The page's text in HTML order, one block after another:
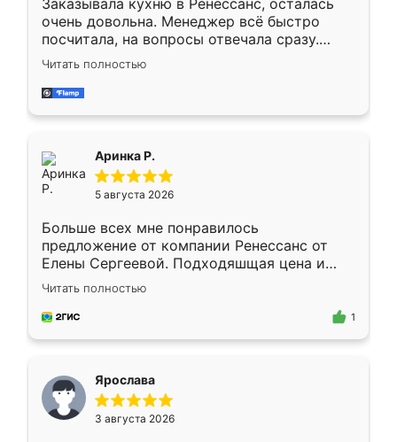
Заказывала кухню в Ренессанс, осталась
очень довольна. Менеджер всё быстро
посчитала, на вопросы отвечала сразу.
Замерщик приехал в субботу, подошёл к
делу со всей ответственностью. Собрали
за день, ребята работали аккуратно, даже
Читать полностью
Аринка Р.
5 августа 2026
Больше всех мне понравилось
предложение от компании Ренессанс от
Елены Сергеевой. Подходяшщая цена и
короткие сроки изготовления. Приехавший
для замера сотрудник Владислав
предложил по моему эскизу самый
Читать полностью
1
Ярослава
3 августа 2026